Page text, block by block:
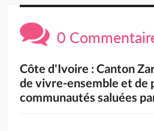
0
Côte d'Ivoire : Canton
de vivre-ensemble et de
communautés saluées